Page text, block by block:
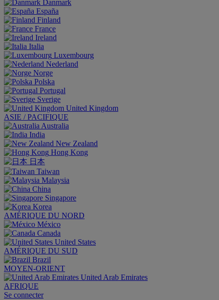
Danmark
España
Finland
France
Ireland
Italia
Luxembourg
Nederland
Norge
Polska
Portugal
Sverige
United Kingdom
ASIE / PACIFIQUE
Australia
India
New Zealand
Hong Kong
日本
Taiwan
Malaysia
China
Singapore
Korea
AMÉRIQUE DU NORD
México
Canada
United States
AMÉRIQUE DU SUD
Brazil
MOYEN-ORIENT
United Arab Emirates
AFRIQUE
Se connecter